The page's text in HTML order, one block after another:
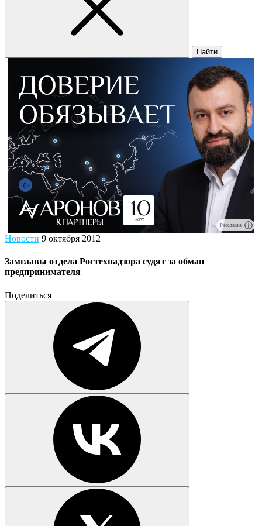
Найти
Реклама
Новости 9 октября 2012
Замглавы отдела Ростехнадзора судят за обман
предпринимателя
Поделиться